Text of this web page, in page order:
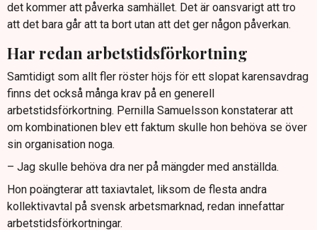
det kommer att påverka samhället. Det är oansvarigt att tro
att det bara går att ta bort utan att det ger någon påverkan.
Har redan arbetstidsförkortning
Samtidigt som allt fler röster höjs för ett slopat karensavdrag
finns det också många krav på en generell
arbetstidsförkortning. Pernilla Samuelsson konstaterar att
om kombinationen blev ett faktum skulle hon behöva se över
sin organisation noga.
– Jag skulle behöva dra ner på mängder med anställda.
Hon poängterar att taxiavtalet, liksom de flesta andra
kollektivavtal på svensk arbetsmarknad, redan innefattar
arbetstidsförkortningar.